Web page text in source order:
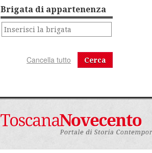
Brigata di appartenenza
Cerca